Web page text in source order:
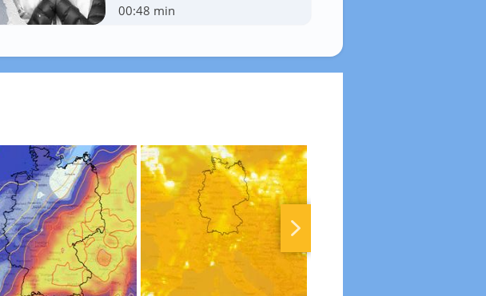
00:48 min